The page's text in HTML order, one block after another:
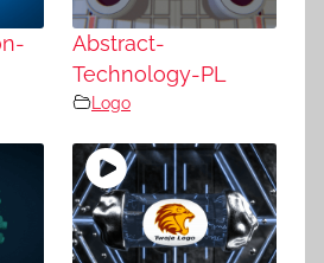
Abstract-
Technology-PL
Logo